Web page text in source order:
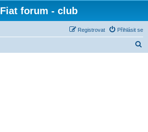
Fiat forum - club
Přihlásit se
Registrovat